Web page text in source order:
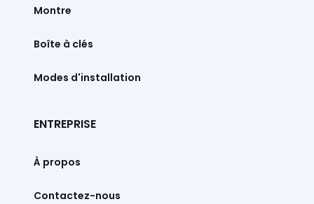
Montre
Boîte à clés
Modes d'installation
ENTREPRISE
À propos
Contactez-nous